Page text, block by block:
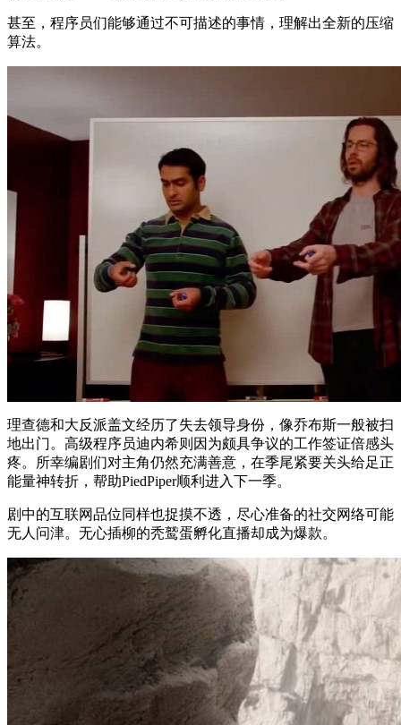
甚至，程序员们能够通过不可描述的事情，理解出全新的压缩
算法。
理查德和大反派盖文经历了失去领导身份，像乔布斯一般被扫
地出门。高级程序员迪内希则因为颇具争议的工作签证倍感头
疼。所幸编剧们对主角仍然充满善意，在季尾紧要关头给足正
能量神转折，帮助PiedPiper顺利进入下一季。
剧中的互联网品位同样也捉摸不透，尽心准备的社交网络可能
无人问津。无心插柳的秃鹫蛋孵化直播却成为爆款。